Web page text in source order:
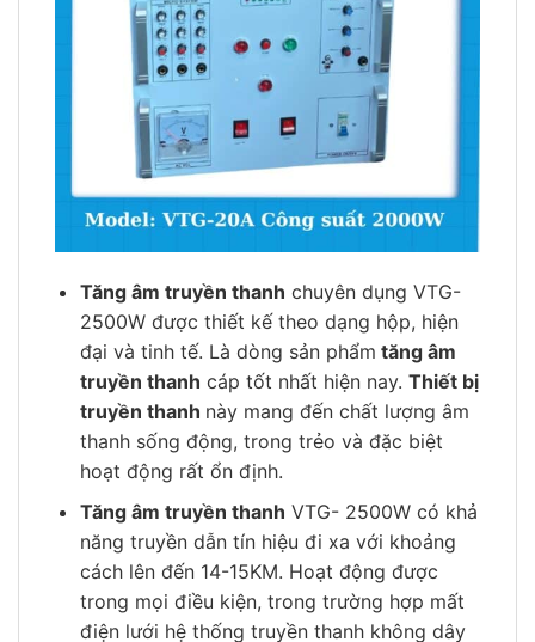
Tăng âm truyền thanh chuyên dụng VTG-
2500W được thiết kế theo dạng hộp, hiện
đại và tinh tế. Là dòng sản phẩm tăng âm
truyền thanh cáp tốt nhất hiện nay. Thiết bị
truyền thanh này mang đến chất lượng âm
thanh sống động, trong trẻo và đặc biệt
hoạt động rất ổn định.
Tăng âm truyền thanh VTG- 2500W có khả
năng truyền dẫn tín hiệu đi xa với khoảng
cách lên đến 14-15KM. Hoạt động được
trong mọi điều kiện, trong trường hợp mất
điện lưới hệ thống truyền thanh không dây